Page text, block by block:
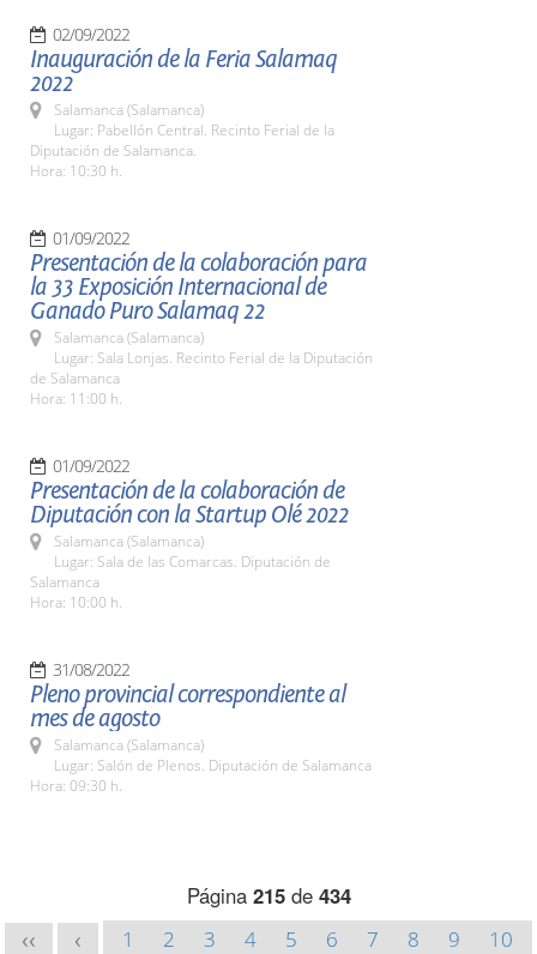
02/09/2022
Inauguración de la Feria Salamaq
2022
Salamanca (Salamanca)
Lugar: Pabellón Central. Recinto Ferial de la
Diputación de Salamanca.
Hora: 10:30 h.
01/09/2022
Presentación de la colaboración para
la 33 Exposición Internacional de
Ganado Puro Salamaq 22
Salamanca (Salamanca)
Lugar: Sala Lonjas. Recinto Ferial de la Diputación
de Salamanca
Hora: 11:00 h.
01/09/2022
Presentación de la colaboración de
Diputación con la Startup Olé 2022
Salamanca (Salamanca)
Lugar: Sala de las Comarcas. Diputación de
Salamanca
Hora: 10:00 h.
31/08/2022
Pleno provincial correspondiente al
mes de agosto
Salamanca (Salamanca)
Lugar: Salón de Plenos. Diputación de Salamanca
Hora: 09:30 h.
Página 215de 434
<< < 1 2 3 4 5 6 7 8 9
10